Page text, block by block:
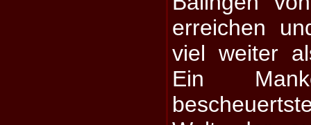
erreichen
viel weiter
Ein